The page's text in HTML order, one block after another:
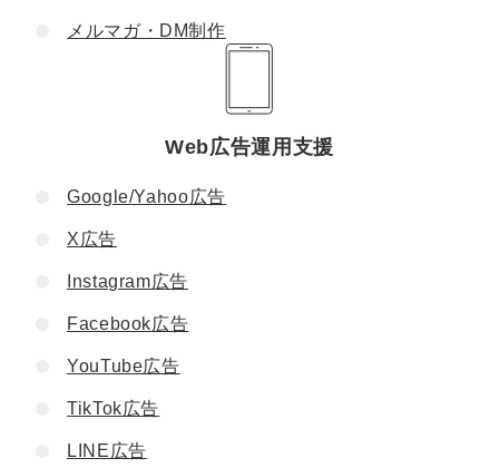
メルマガ・DM制作
Web広告運用支援
Google/Yahoo広告
X広告
Instagram広告
Facebook広告
YouTube広告
TikTok広告
LINE広告